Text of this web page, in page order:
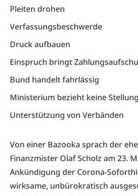
Pleiten drohen
Verfassungsbeschwerde
Druck aufbauen
Einspruch bringt
Bund handelt fahrlässig
Ministerium bezieht keine Stellung
Unterstützung von Verbänden
Von einer Bazooka sprach der
Finanzmister Olaf Scholz am 23.
Ankündigung der Corona-
wirksame, unbürokratisch